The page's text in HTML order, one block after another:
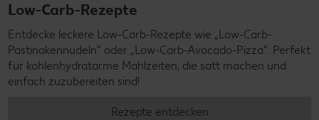
Low-Carb-Rezepte
Entdecke leckere Low-Carb-Rezepte wie „Low-Carb-
Pastinakennudeln" oder „Low-Carb-Avocado-Pizza". Perfekt
für kohlenhydratarme Mahlzeiten, die satt machen und
einfach zuzubereiten sind!
Rezepte entdecken